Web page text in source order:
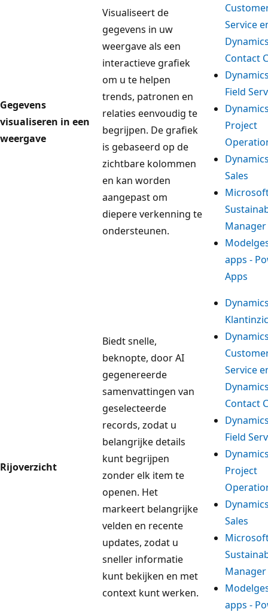
Gegevens
visualiseren in een
weergave
Visualiseert de
gegevens in uw
weergave als een
interactieve grafiek
om u te helpen
trends, patronen en
relaties eenvoudig te
begrijpen. De grafiek
is gebaseerd op de
zichtbare kolommen
en kan worden
aangepast om
diepere verkenning te
ondersteunen.
Service
Contact
Field
Project
Sales
Manager
apps -
Apps
Rijoverzicht
Biedt snelle,
beknopte, door AI
gegenereerde
samenvattingen van
geselecteerde
records, zodat u
belangrijke details
kunt begrijpen
zonder elk item te
openen. Het
markeert belangrijke
velden en recente
updates, zodat u
sneller informatie
kunt bekijken en met
context kunt werken.
Service
Contact
Field
Project
Sales
Manager
apps -